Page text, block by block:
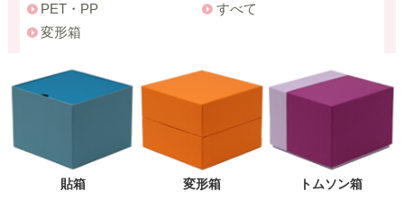
PET・PP
変形箱
すべて
貼箱 変形箱 トムソン箱